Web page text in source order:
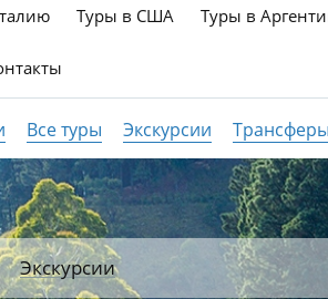
Туры в США Туры в
Все туры Экскурсии Трансферы
Экскурсии